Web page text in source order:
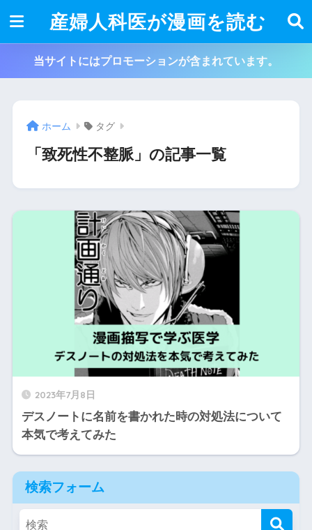
産婦人科医が漫画を読む
当サイトにはプロモーションが含まれています。
ホーム タグ
「致死性不整脈」の記事一覧
2023年7月8日
デスノートに名前を書かれた時の対処法について
本気で考えてみた
検索フォーム